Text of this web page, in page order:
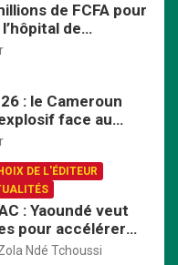
de FCFA pour
de
son centre
: le Cameroun
face au
finale
DE L'ÉDITEUR
: Yaoundé veut
pour accélérer
Ndé Tchoussi